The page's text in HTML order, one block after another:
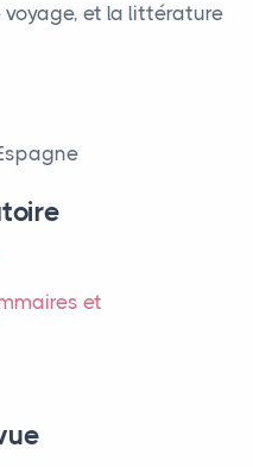
et la littérature
et